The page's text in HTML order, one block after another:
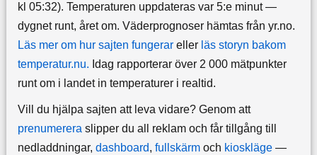
kl 05:32). Temperaturen uppdateras var 5:e minut —
dygnet runt, året om. Väderprognoser hämtas från yr.no.
Läs mer om hur sajten fungerareller läs storyn bakom
temperatur.nu. Idag rapporterar över 2 000 mätpunkter
runt om i landet in temperaturer i realtid.
Vill du hjälpa sajten att leva vidare? Genom att
prenumereraslipper du all reklam och får tillgång till
nedladdningar, dashboard, fullskärmoch kioskläge—